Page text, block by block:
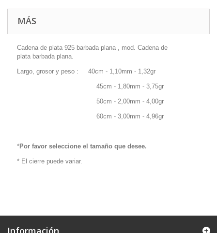
MÁS
Cadena de plata 925 barbada plana , mod. Cadena de
plata barbada plana.
Largo, grosor y peso : 40cm - 1,10mm - 1,32gr
45cm - 1,80mm - 3,75gr
50cm - 2,00mm - 4,00gr
60cm - 3,00mm - 4,96gr
*Por favor seleccione el tamaño que desee.
* El cierre puede variar.
Información